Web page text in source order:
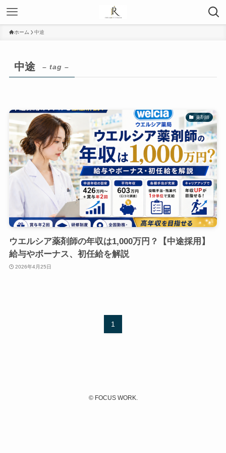
ホーム 中途
中途 – tag –
薬剤師
ウエルシア薬剤師の年収は1,000万円？【中途採用】
給与やボーナス、初任給を解説
2026年4月25日
1
©FOCUS WORK.